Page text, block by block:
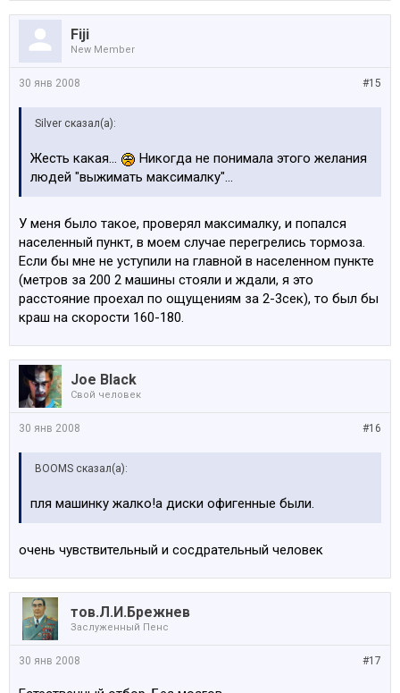
Fiji
New Member
#15
30 янв 2008
Silver сказал(а):
Жесть какая...
Никогда не понимала этого желания
людей "выжимать максималку"...
У меня было такое, проверял максималку, и попался
населенный пункт, в моем случае перегрелись тормоза.
Если бы мне не уступили на главной в населенном пункте
(метров за 200 2 машины стояли и ждали, я это
расстояние проехал по ощущениям за 2-3сек), то был бы
краш на скорости 160-180.
Joe Black
Свой человек
#16
30 янв 2008
BOOMS сказал(а):
пля машинку жалко!а диски офигенные были.
очень чувствительный и сосдрательный человек
тов.Л.И.Брежнев
Заслуженный Пенс
#17
30 янв 2008